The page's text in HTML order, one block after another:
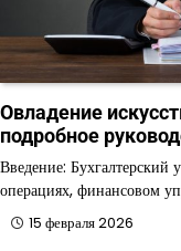
Овладение
подробное
Введение: Бухгалтерский
операциях, финансовом
15 февраля 2026